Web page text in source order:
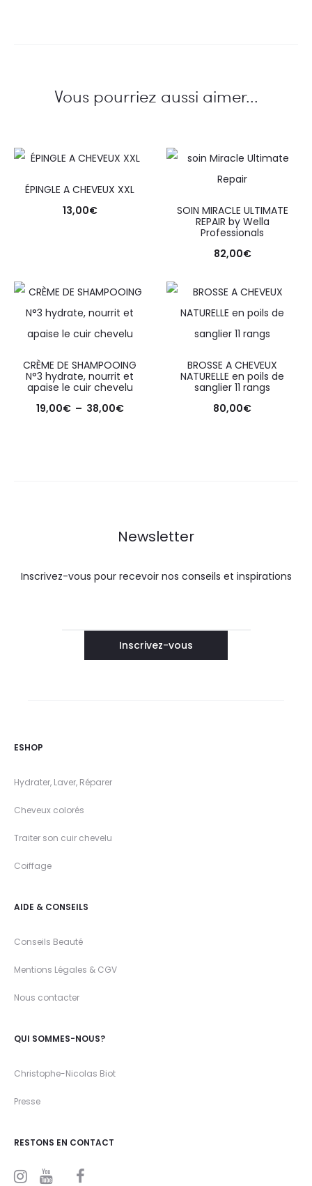
Vous pourriez aussi aimer...
ÉPINGLE A CHEVEUX XXL
13,00€
SOIN MIRACLE ULTIMATE
REPAIR by Wella
Professionals
82,00€
CRÈME DE SHAMPOOING
N°3 hydrate, nourrit et
apaise le cuir chevelu
19,00€ – 38,00€
BROSSE A CHEVEUX
NATURELLE en poils de
sanglier 11 rangs
80,00€
Newsletter
Inscrivez-vous pour recevoir nos conseils et inspirations
ESHOP
Hydrater, Laver, Réparer
Cheveux colorés
Traiter son cuir chevelu
Coiffage
AIDE & CONSEILS
Conseils Beauté
Mentions Légales & CGV
Nous contacter
QUI SOMMES-NOUS?
Christophe-Nicolas Biot
Presse
RESTONS EN CONTACT